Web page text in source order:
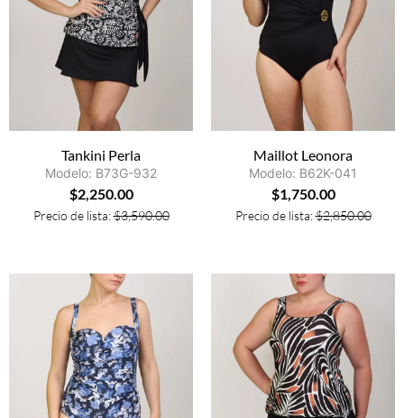
Tankini Perla
Modelo: B73G-932
$2,250.00
Precio de lista:$3,590.00
Maillot Leonora
Modelo: B62K-041
$1,750.00
Precio de lista:$2,850.00